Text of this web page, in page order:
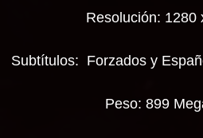
Resolución: 1280
Subtítulos: Forzados y
Peso: 899